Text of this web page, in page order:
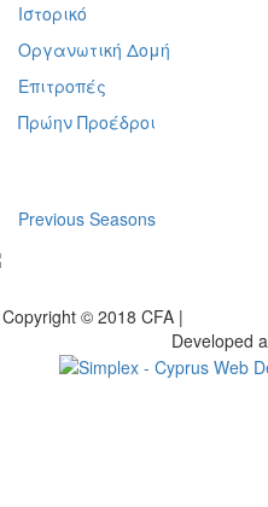
Ιστορικό
Οργανωτική Δομή
Επιτροπές
Πρώην Προέδροι
Previous Seasons
Copyright © 2018 CFA |
Developed